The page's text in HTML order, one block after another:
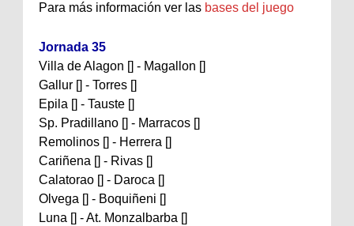
Para más información ver las bases del juego
Jornada 35
Villa de Alagon [] - Magallon []
Gallur [] - Torres []
Epila [] - Tauste []
Sp. Pradillano [] - Marracos []
Remolinos [] - Herrera []
Cariñena [] - Rivas []
Calatorao [] - Daroca []
Olvega [] - Boquiñeni []
Luna [] - At. Monzalbarba []